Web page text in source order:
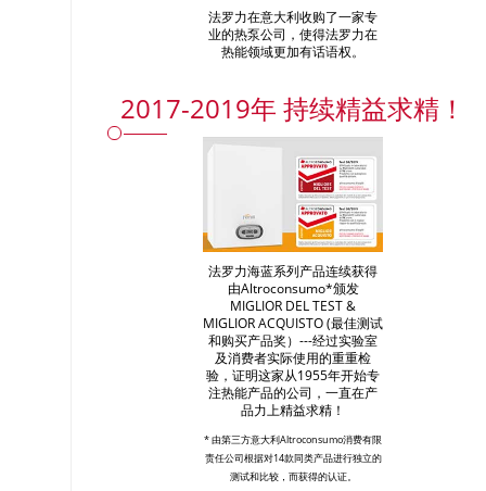
法罗力在意大利收购了一家专
业的热泵公司，使得法罗力在
热能领域更加有话语权。
2017-2019年 持续精益求精！
法罗力海蓝系列产品连续获得
由Altroconsumo*颁发
MIGLIOR DEL TEST &
MIGLIOR ACQUISTO (最佳测试
和购买产品奖）---经过实验室
及消费者实际使用的重重检
验，证明这家从1955年开始专
注热能产品的公司，一直在产
品力上精益求精！
* 由第三方意大利Altroconsumo消费有限
责任公司根据对14款同类产品进行独立的
测试和比较，而获得的认证。